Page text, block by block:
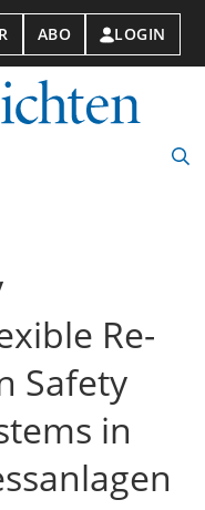
ABO LOGIN
Re-
Safety
in